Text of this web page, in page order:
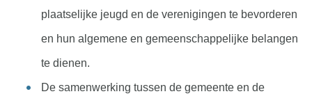
plaatselijke jeugd en de verenigingen te bevorderen
en hun algemene en gemeenschappelijke belangen
te dienen.
De samenwerking tussen de gemeente en de